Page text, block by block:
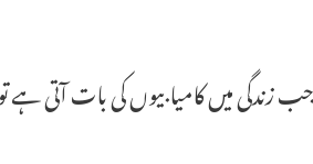
زندگی میں کامیابیوں کی بات آتی ہے تو